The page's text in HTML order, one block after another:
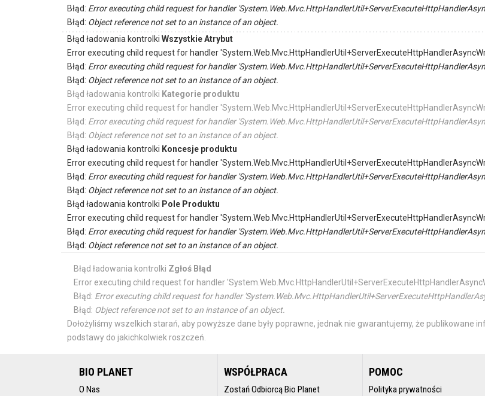
Błąd: Error executing child request for handler
Błąd: Object reference not set to an instance of an object.
Błąd ładowania kontrolki Wszystkie Atrybut
Error executing child request for handler
Błąd: Error executing child request for handler
Błąd: Object reference not set to an instance of an object.
Błąd ładowania kontrolki Kategorie produktu
Error executing child request for handler
Błąd: Error executing child request for handler
Błąd: Object reference not set to an instance of an object.
Błąd ładowania kontrolki Koncesje produktu
Error executing child request for handler
Błąd: Error executing child request for handler
Błąd: Object reference not set to an instance of an object.
Błąd ładowania kontrolki Pole Produktu
Error executing child request for handler
Błąd: Error executing child request for handler
Błąd: Object reference not set to an instance of an object.
Błąd ładowania kontrolki Zgłoś Błąd
Error executing child request for handler
Błąd: Error executing child request for handler
Błąd: Object reference not set to an instance of an object.
Dołożyliśmy wszelkich starań, aby powyższe dane były poprawne, jednak nie gwarantujemy, że publikowane
podstawy do jakichkolwiek roszczeń.
BIO PLANET
O Nas
WSPÓŁPRACA
Zostań Odbiorcą Bio Planet
POMOC
Polityka prywatności